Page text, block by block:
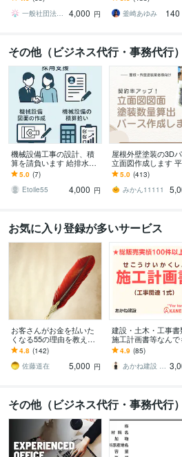
一般社団法人codomopment
4,000 円
わかるオネエが話し
になります。
釜崎あゆみ
140
その他（ビジネス代行・事務代行
機械設備工事の設計、積
算を請負います 給排水、
空調設備の設計や積算業
務を請負います
5.0 (7)
Etoile55
4,000 円
屋根外壁塗装の3D
立面図作成します 平
から！パース作成、
数量算出！6点セット
5.0 (413)
みかん11111
お気に入り登録が多いサービス
お客さんがお金を払いた
くなる55の理由を教えま
す 『自分がどうすれば人
の役にたてるのかわから
ない』ときに
4.8 (142)
佐藤道在
5,000 円
建設・土木・工事書
施工計画書等なんで
ます 【総販売200件
施工計画書・竣工書
事務・雑務など！
4.9 (85)
あかね建設 AKANEoffice
その他（ビジネス代行・事務代行